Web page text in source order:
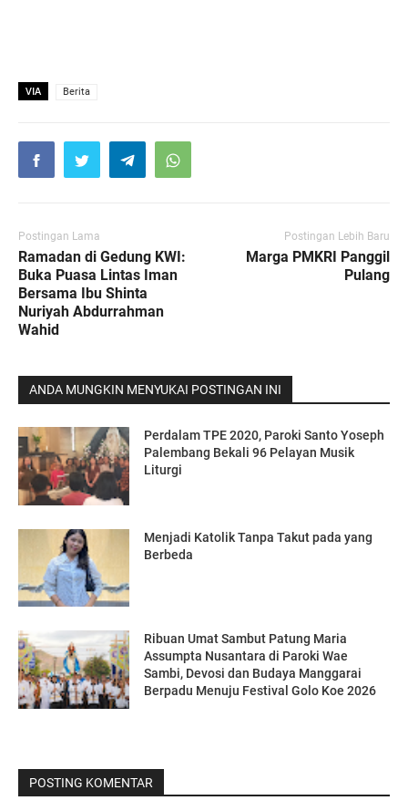
VIA Berita
Postingan Lama
Ramadan di Gedung KWI:
Buka Puasa Lintas Iman
Bersama Ibu Shinta
Nuriyah Abdurrahman
Wahid
Postingan Lebih Baru
Marga PMKRI Panggil
Pulang
ANDA MUNGKIN MENYUKAI POSTINGAN INI
Perdalam TPE 2020, Paroki Santo Yoseph
Palembang Bekali 96 Pelayan Musik
Liturgi
Menjadi Katolik Tanpa Takut pada yang
Berbeda
Ribuan Umat Sambut Patung Maria
Assumpta Nusantara di Paroki Wae
Sambi, Devosi dan Budaya Manggarai
Berpadu Menuju Festival Golo Koe 2026
POSTING KOMENTAR